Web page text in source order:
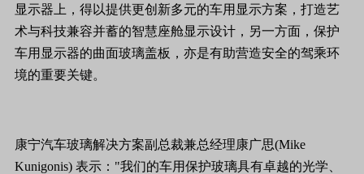
显示器上，得以提供更创新多元的车用显示方案，打造艺
术与科技兼容并蓄的智慧座舱显示设计，另一方面，保护
车用显示器的曲面玻璃盖板，亦是有助营造安全的驾乘环
境的重要关键。
康宁汽车玻璃解决方案副总裁兼总经理康广思(Mike
Kunigonis) 表示："我们的车用保护玻璃具有卓越的光学、